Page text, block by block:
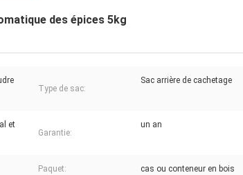
des épices 5kg
Type de sac:
Sac arrière de cachetage
et
Garantie:
un an
Paquet: cas ou conteneur en bois